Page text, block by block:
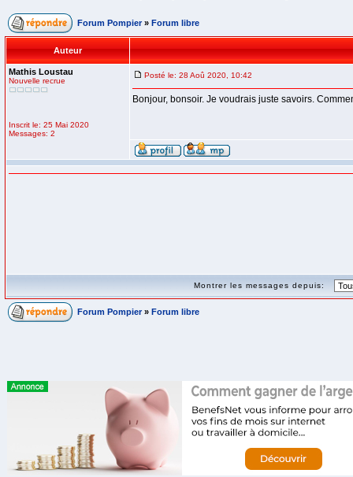
Forum Pompier » Forum libre
Auteur
Mathis Loustau
Nouvelle recrue
Inscrit le: 25 Mai 2020
Messages: 2
Posté le: 28 Aoû 2020, 10:42
Bonjour, bonsoir. Je voudrais juste savoirs.
Montrer les messages depuis:
Forum Pompier » Forum libre